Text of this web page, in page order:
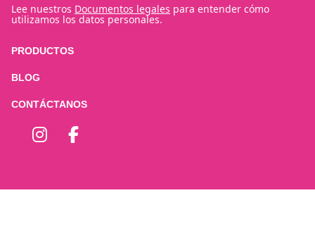
Lee nuestros Documentos legales para entender cómo
utilizamos los datos personales.
PRODUCTOS
BLOG
CONTÁCTANOS